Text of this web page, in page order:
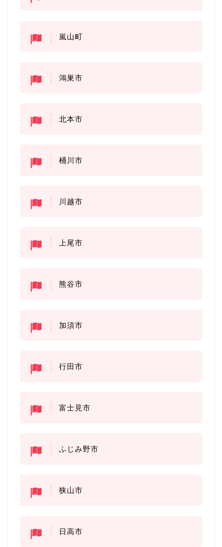
嵐山町
鴻巣市
北本市
桶川市
川越市
上尾市
熊谷市
加須市
行田市
富士見市
ふじみ野市
狭山市
日高市